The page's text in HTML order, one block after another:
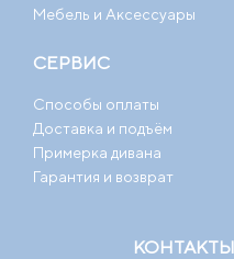
Мебель и Аксессуары
СЕРВИС
Способы оплаты
Доставка и подъём
Примерка дивана
Гарантия и возврат
КОНТАКТЫ